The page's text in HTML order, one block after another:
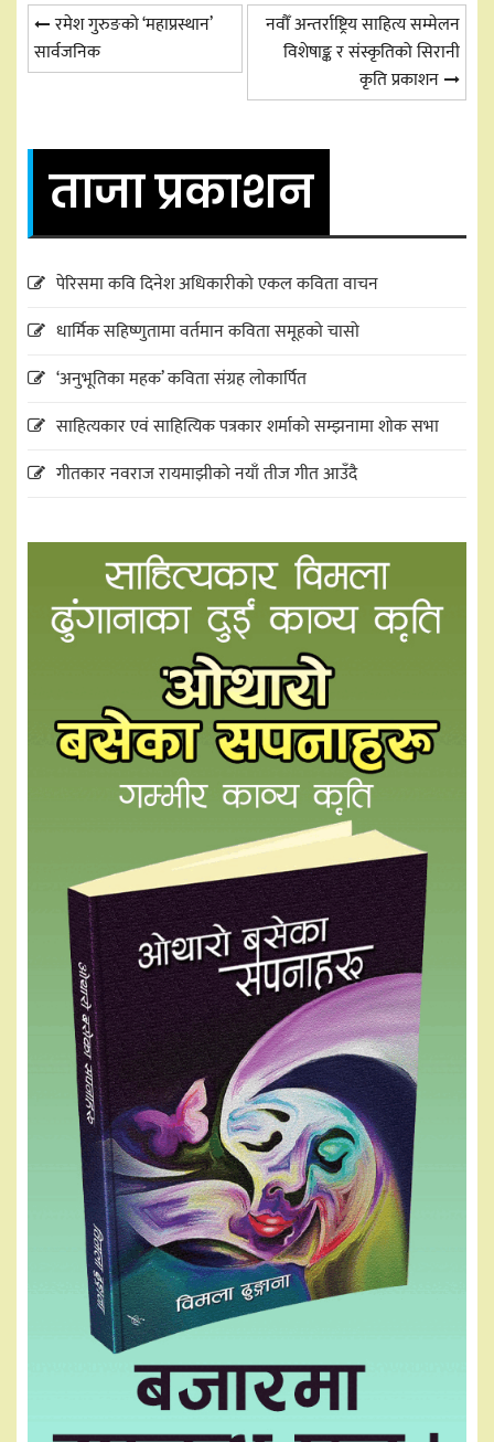
Post
navigation
रमेश गुरुङको ‘महाप्रस्थान’
सार्वजनिक
नवौँ अन्तर्राष्ट्रिय साहित्य सम्मेलन
विशेषाङ्क र संस्कृतिको सिरानी
कृति प्रकाशन
ताजा प्रकाशन
पेरिसमा कवि दिनेश अधिकारीको एकल कविता वाचन
धार्मिक सहिष्णुतामा वर्तमान कविता समूहको चासो
‘अनुभूतिका महक’ कविता संग्रह लोकार्पित
साहित्यकार एवं साहित्यिक पत्रकार शर्माको सम्झनामा शोक सभा
गीतकार नवराज रायमाझीको नयाँ तीज गीत आउँदै